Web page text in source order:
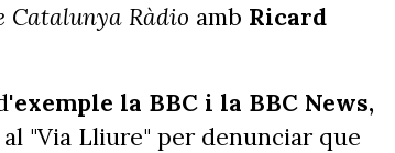
Catalunya Ràdio amb Ricard
exemple la BBC i la BBC News,
"Via Lliure" per denunciar que